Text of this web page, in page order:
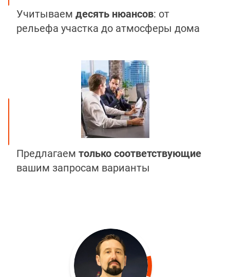
Учитываем десять нюансов: от
рельефа участка до атмосферы дома
Предлагаем только соответствующие
вашим запросам варианты